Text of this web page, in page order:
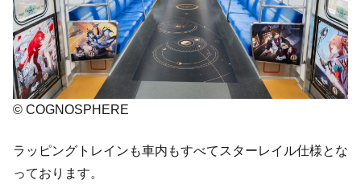
© COGNOSPHERE
ラッピングトレインも車内もすべてスターレイル仕様とな
っております。